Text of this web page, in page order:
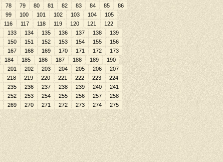
78 79 80 81 82 83 84 85
86
99 100 101 102 103 104
105
116 117 118 119 120 121
122
133 134 135 136 137 138
139
150 151 152 153 154 155
156
167 168 169 170 171 172
173
184 185 186 187 188 189
190
201 202 203 204 205 206
207
218 219 220 221 222 223
224
235 236 237 238 239 240
241
252 253 254 255 256 257
258
269 270 271 272 273 274
275